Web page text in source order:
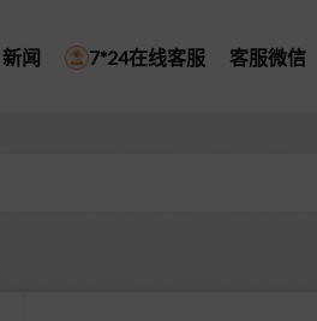
新闻 7*24在线客服 客服微信